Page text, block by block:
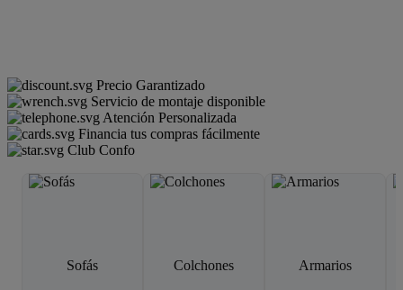
Precio Garantizado
Servicio de montaje disponible
Atención Personalizada
Financia tus compras fácilmente
Club Confo
Sofás Colchones Armarios